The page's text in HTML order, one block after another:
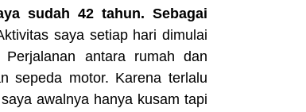
sudah 42 tahun. Sebagai
saya setiap hari dimulai
antara rumah dan
sepeda motor. Karena terlalu
awalnya hanya kusam tapi